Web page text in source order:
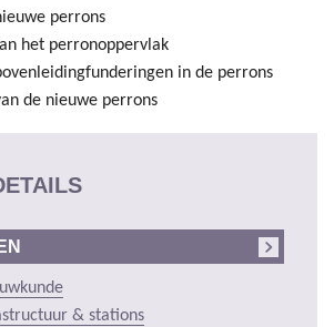
perrons
het perronoppervlak
in de perrons
de nieuwe perrons
& stations